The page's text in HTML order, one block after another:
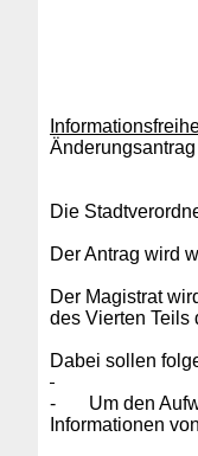
Änderungsantrag
Die
Der Antrag wird
Der Magistrat
des Vierten Teils
Dabei sollen
-
Um den
Informationen